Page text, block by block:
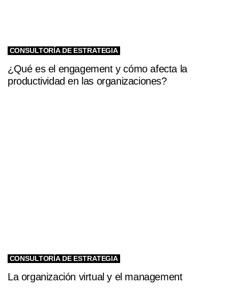
CONSULTORÍA DE ESTRATEGIA
¿Qué es el engagement y cómo afecta la
productividad en las organizaciones?
CONSULTORÍA DE ESTRATEGIA
La organización virtual y el management